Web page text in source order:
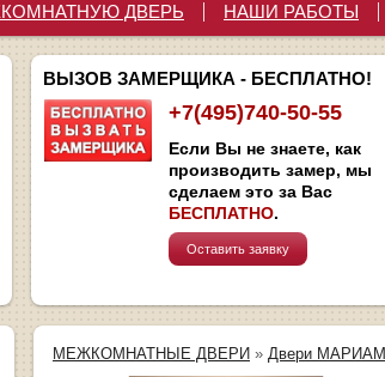
ДВЕРЬ НАШИ РАБОТЫ
ВЫЗОВ ЗАМЕРЩИКА - БЕСПЛАТНО!
+7(495)740-50-55
Если Вы не знаете, как
производить замер, мы
сделаем это за Вас
БЕСПЛАТНО.
Оставить заявку
МЕЖКОМНАТНЫЕ ДВЕРИ » Двери МАРИАМ